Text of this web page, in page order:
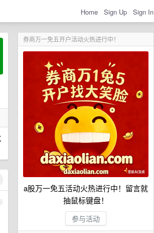
Home Sign Up Sign In
券商万一免五开户活动火热进行中！
a股万一免五活动火热进行中！留言就
抽鼠标键盘！
参与活动